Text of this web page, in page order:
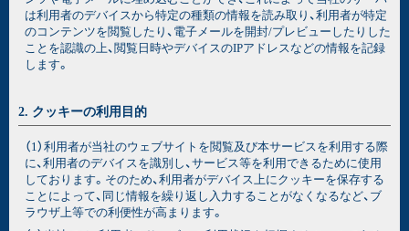
は利用者のデバイスから特定の種類の情報を読み取り、利用者が特定
のコンテンツを閲覧したり、電子メールを開封/プレビューしたりした
ことを認識の上、閲覧日時やデバイスのIPアドレスなどの情報を記録
します。
2. クッキーの利用目的
（1）利用者が当社のウェブサイトを閲覧及び本サービスを利用する際
に、利用者のデバイスを識別し、サービス等を利用できるために使用
しております。そのため、利用者がデバイス上にクッキーを保存する
ことによって、同じ情報を繰り返し入力することがなくなるなど、ブ
ラウザ上等での利便性が高まります。